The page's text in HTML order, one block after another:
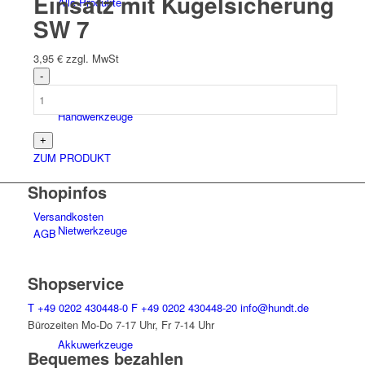
Hand­werk­zeuge
Niet­werk­zeuge
Akkuwerkzeuge
SW 7
3,95 € zzgl. MwSt
ZUM PRODUKT
Shopinfos
Versandkosten
AGB
Shopservice
T +49 0202 430448-0 F +49 0202 430448-20 info@hundt.de
Bürozeiten Mo-Do 7-17 Uhr, Fr 7-14 Uhr
Bequemes bezahlen